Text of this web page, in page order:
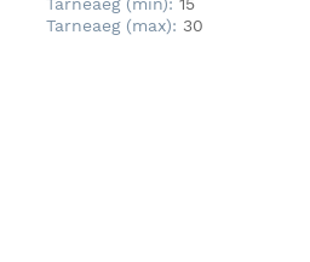
Tarneaeg (max): 30